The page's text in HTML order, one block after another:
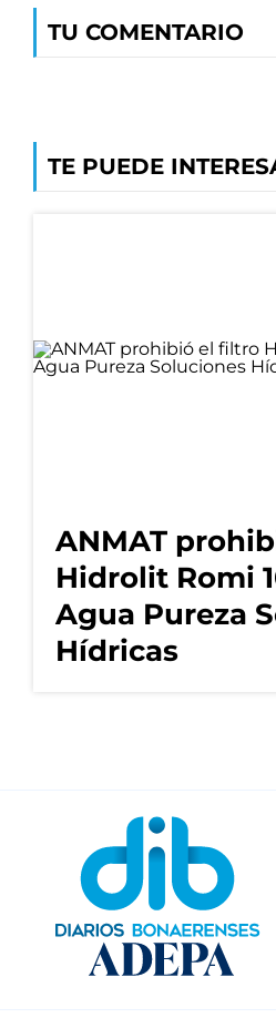
TU COMENTARIO
TE PUEDE
ANMAT
Hidrolit Romi
Agua Pureza
Hídricas